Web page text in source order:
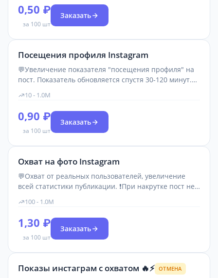
0,50 ₽
за 100 шт
Заказать
Посещения профиля Instagram
💬Увеличение показателя "посещения профиля" на
пост. Показатель обновляется спустя 30-120 минут.
имя пользователя не изменять!
10 - 1.0M
0,90 ₽
за 100 шт
Заказать
Охват на фото Instagram
💬Охват от реальных пользователей, увеличение
всей статистики публикации. ❗При накрутке пост не
изменять! Не заказывать на видео и альбомы.
100 - 1.0M
1,30 ₽
за 100 шт
Заказать
Показы инстаграм с охватом 🔥⚡️ ОТМЕНА